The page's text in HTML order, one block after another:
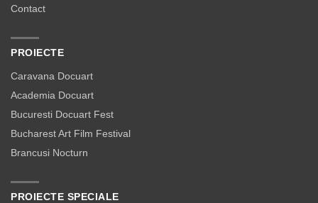
Contact
PROIECTE
Caravana Docuart
Academia Docuart
Bucuresti Docuart Fest
Bucharest Art Film Festival
Brancusi Nocturn
PROIECTE SPECIALE